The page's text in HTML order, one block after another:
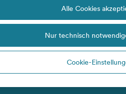
Bargeld und
24/7
Alle Cookies
Nur technisch
Cookie-